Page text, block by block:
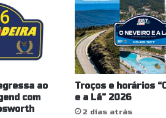
ao
com
Troços e horários
e a Lã” 2026
2 dias atrás